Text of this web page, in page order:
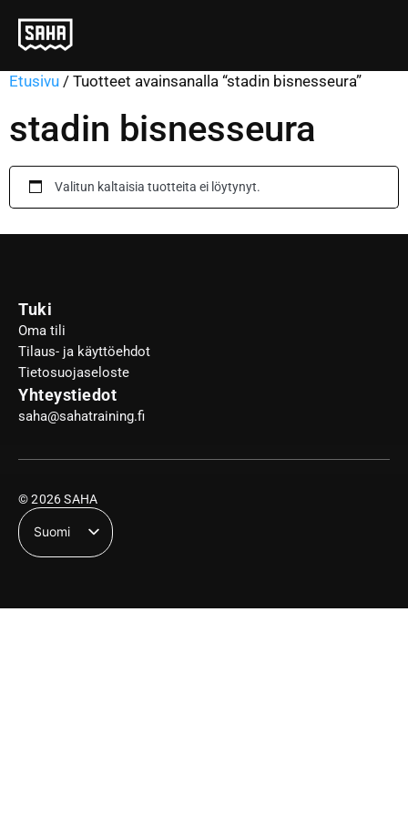
Etusivu / Tuotteet avainsanalla “stadin bisnesseura”
stadin bisnesseura
Valitun kaltaisia tuotteita ei löytynyt.
Tuki
Oma tili
Tilaus- ja käyttöehdot
Tietosuojaseloste
Yhteystiedot
saha@sahatraining.fi
© 2026 SAHA
Suomi
English